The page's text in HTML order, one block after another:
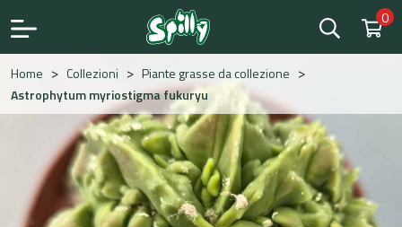
0
Home > Collezioni > Piante grasse da collezione >
Astrophytum myriostigma fukuryu